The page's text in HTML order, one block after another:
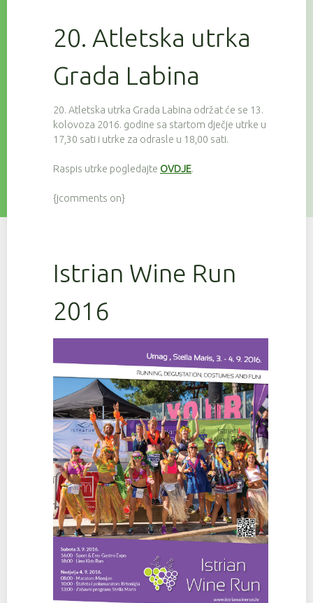
20. Atletska utrka
Grada Labina
20. Atletska utrka Grada Labina održat će se 13.
kolovoza 2016. godine sa startom dječje utrke u
17,30 sati i utrke za odrasle u 18,00 sati.
Raspis utrke pogledajte OVDJE.
{jcomments on}
Istrian Wine Run
2016